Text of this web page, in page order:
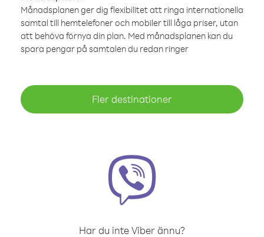
Månadsplanen ger dig flexibilitet att ringa internationella
samtal till hemtelefoner och mobiler till låga priser, utan
att behöva förnya din plan. Med månadsplanen kan du
spara pengar på samtalen du redan ringer
Fler destinationer
Har du inte Viber ännu?